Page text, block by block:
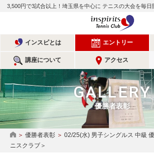
3,500円で3試合以上！埼玉県を中心に テニスの大会を毎日
イン
インスピとは エントリー
講座について アクセス
GALLERY
優勝者表彰
HOME
優勝者表彰
02/25(水) 男子シングルス 中級
ニスクラブ＞